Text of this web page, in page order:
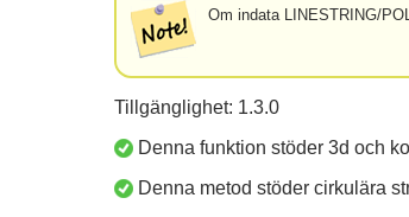
Om indata LINESTRING/
Tillgänglighet: 1.3.0
Denna funktion stöder 3d och
Denna metod stöder cirkulära